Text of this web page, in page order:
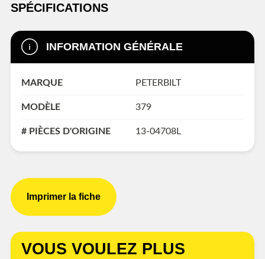
SPÉCIFICATIONS
INFORMATION GÉNÉRALE
MARQUE PETERBILT
MODÈLE 379
# PIÈCES D'ORIGINE 13-04708L
Imprimer la fiche
VOUS VOULEZ PLUS